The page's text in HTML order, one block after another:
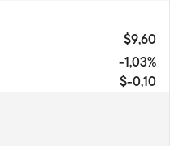
$9,60
-1,03%
$-0,10